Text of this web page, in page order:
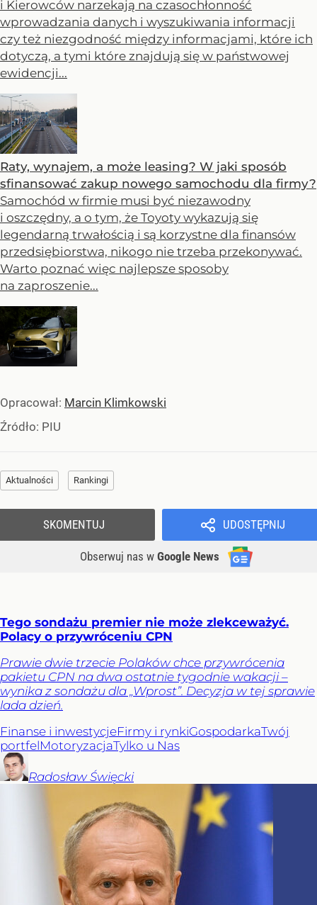
i Kierowców narzekają na czasochłonność
wprowadzania danych i wyszukiwania informacji
czy też niezgodność między informacjami, które ich
dotyczą, a tymi które znajdują się w państwowej
ewidencji...
Raty, wynajem, a może leasing? W jaki sposób
sfinansować zakup nowego samochodu dla firmy?
Samochód w firmie musi być niezawodny
i oszczędny, a o tym, że Toyoty wykazują się
legendarną trwałością i są korzystne dla finansów
przedsiębiorstwa, nikogo nie trzeba przekonywać.
Warto poznać więc najlepsze sposoby
na zaproszenie...
Opracował: Marcin Klimkowski
Źródło: PIU
Aktualności Rankingi
UDOSTĘPNIJ
Obserwuj nas w Google News
SKOMENTUJ
Tego sondażu premier nie może zlekceważyć.
Polacy o przywróceniu CPN
Prawie dwie trzecie Polaków chce przywrócenia
pakietu CPN na dwa ostatnie tygodnie wakacji –
wynika z sondażu dla „Wprost”. Decyzja w tej sprawie
lada dzień.
Finanse i inwestycjeFirmy i rynkiGospodarkaTwój
portfelMotoryzacjaTylko u Nas
Radosław Święcki